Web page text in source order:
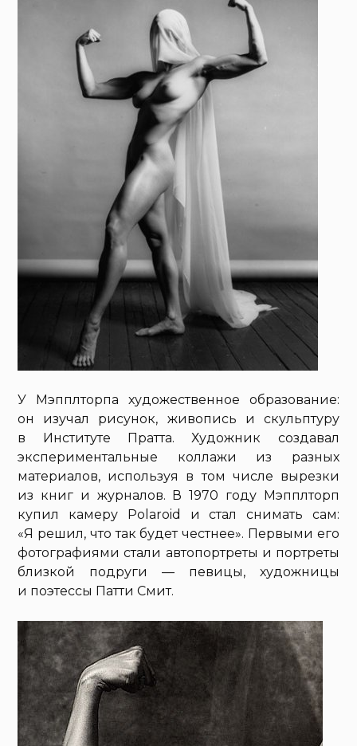
У Мэпплторпа художественное образование:
он изучал рисунок, живопись и скульптуру
в Институте Пратта. Художник создавал
экспериментальные коллажи из разных
материалов, используя в том числе вырезки
из книг и журналов. В 1970 году Мэпплторп
купил камеру Polaroid и стал снимать сам:
«Я решил, что так будет честнее». Первыми его
фотографиями стали автопортреты и портреты
близкой подруги — певицы, художницы
и поэтессы Патти Смит.